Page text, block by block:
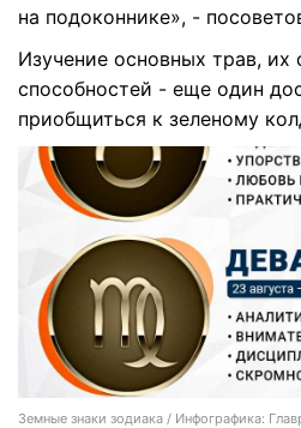
на подоконнике», -
Изучение основных трав, их
способностей - еще один
приобщиться к зеленому
Земные знаки зодиака / Инфографика: